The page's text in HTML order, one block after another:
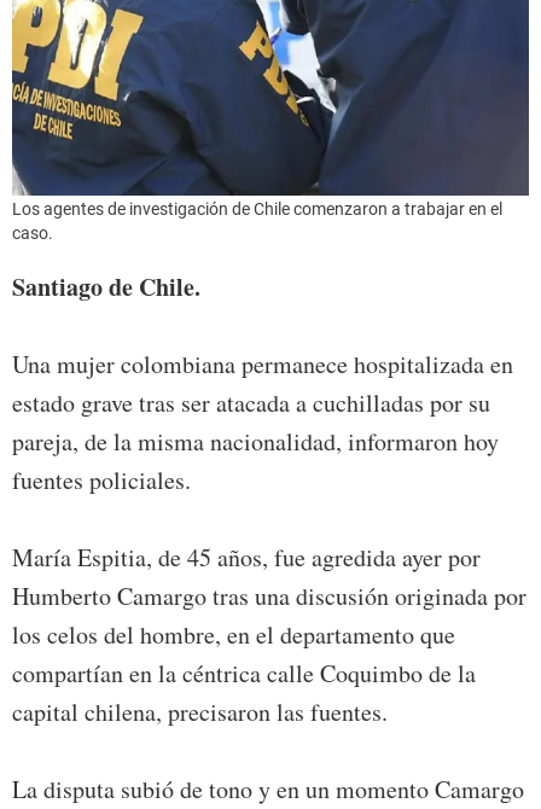
Los agentes de investigación de Chile comenzaron a trabajar en el
caso.
Santiago de Chile.
Una mujer colombiana permanece hospitalizada en
estado grave tras ser atacada a cuchilladas por su
pareja, de la misma nacionalidad, informaron hoy
fuentes policiales.
María Espitia, de 45 años, fue agredida ayer por
Humberto Camargo tras una discusión originada por
los celos del hombre, en el departamento que
compartían en la céntrica calle Coquimbo de la
capital chilena, precisaron las fuentes.
La disputa subió de tono y en un momento Camargo